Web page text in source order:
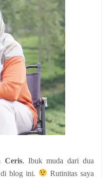
Ceris. Ibuk muda dari dua
di blog ini.
Rutinitas saya